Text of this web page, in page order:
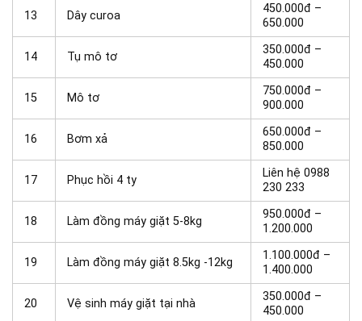
13 Dây curoa
450.000đ –
650.000
14 Tụ mô tơ
350.000đ –
450.000
15 Mô tơ
750.000đ –
900.000
16 Bơm xả
650.000đ –
850.000
17 Phục hồi 4 ty
Liên hệ 0988
230 233
18 Làm đồng máy giặt 5-8kg
950.000đ –
1.200.000
19 Làm đồng máy giặt 8.5kg -12kg
1.100.000đ –
1.400.000
20 Vệ sinh máy giặt tại nhà
350.000đ –
450.000